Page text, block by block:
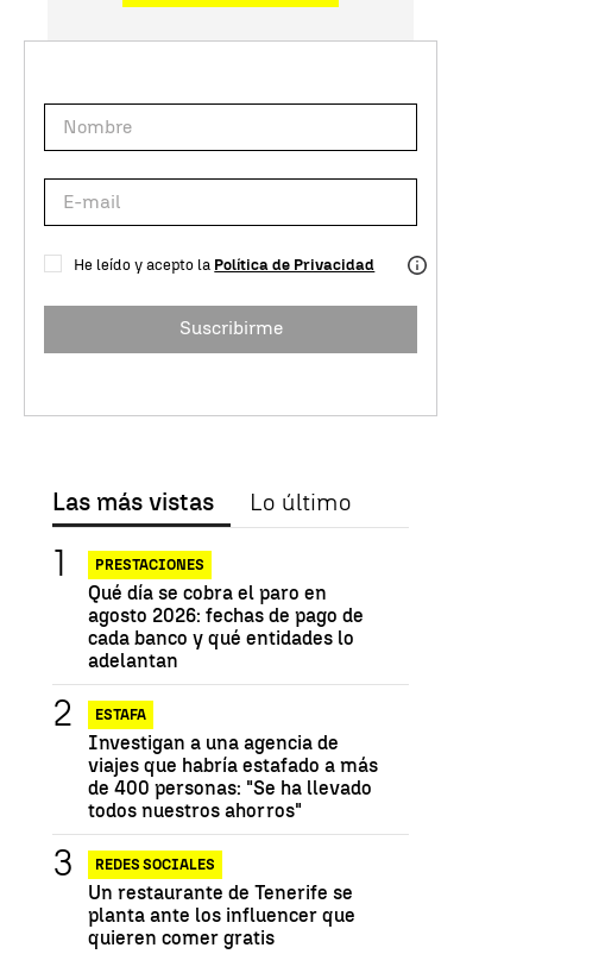
He leído y acepto la Política de Privacidad
Suscribirme
Las más vistas Lo último
PRESTACIONES
Qué día se cobra el paro en
agosto 2026: fechas de pago de
cada banco y qué entidades lo
adelantan
ESTAFA
Investigan a una agencia de
viajes que habría estafado a más
de 400 personas: "Se ha llevado
todos nuestros ahorros"
REDES SOCIALES
Un restaurante de Tenerife se
planta ante los influencer que
quieren comer gratis